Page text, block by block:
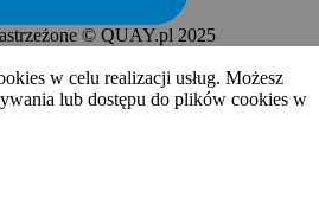
© QUAY.pl 2025
w celu realizacji usług. Możesz
lub dostępu do plików cookies w